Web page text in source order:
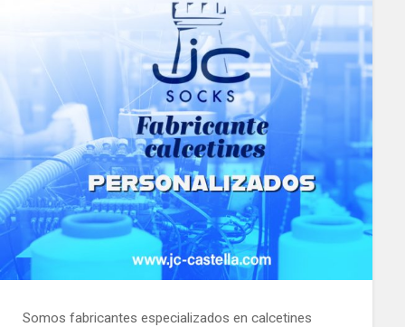
Somos fabricantes especializados en calcetines